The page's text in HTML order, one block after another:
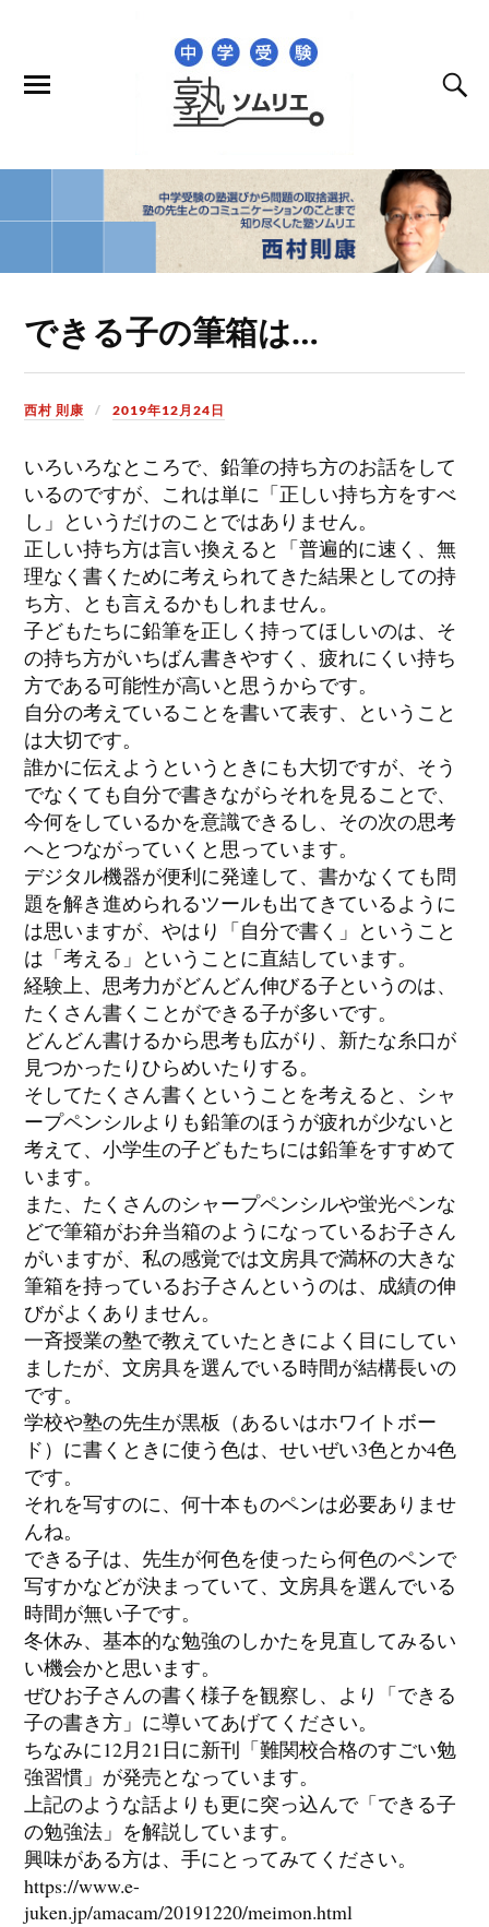
できる子の筆箱は…
西村 則康 2019年12月24日
いろいろなところで、鉛筆の持ち方のお話をして
いるのですが、これは単に「正しい持ち方をすべ
し」というだけのことではありません。
正しい持ち方は言い換えると「普遍的に速く、無
理なく書くために考えられてきた結果としての持
ち方、とも言えるかもしれません。
子どもたちに鉛筆を正しく持ってほしいのは、そ
の持ち方がいちばん書きやすく、疲れにくい持ち
方である可能性が高いと思うからです。
自分の考えていることを書いて表す、ということ
は大切です。
誰かに伝えようというときにも大切ですが、そう
でなくても自分で書きながらそれを見ることで、
今何をしているかを意識できるし、その次の思考
へとつながっていくと思っています。
デジタル機器が便利に発達して、書かなくても問
題を解き進められるツールも出てきているように
は思いますが、やはり「自分で書く」ということ
は「考える」ということに直結しています。
経験上、思考力がどんどん伸びる子というのは、
たくさん書くことができる子が多いです。
どんどん書けるから思考も広がり、新たな糸口が
見つかったりひらめいたりする。
そしてたくさん書くということを考えると、シャ
ープペンシルよりも鉛筆のほうが疲れが少ないと
考えて、小学生の子どもたちには鉛筆をすすめて
います。
また、たくさんのシャープペンシルや蛍光ペンな
どで筆箱がお弁当箱のようになっているお子さん
がいますが、私の感覚では文房具で満杯の大きな
筆箱を持っているお子さんというのは、成績の伸
びがよくありません。
一斉授業の塾で教えていたときによく目にしてい
ましたが、文房具を選んでいる時間が結構長いの
です。
学校や塾の先生が黒板（あるいはホワイトボー
ド）に書くときに使う色は、せいぜい3色とか4色
です。
それを写すのに、何十本ものペンは必要ありませ
んね。
できる子は、先生が何色を使ったら何色のペンで
写すかなどが決まっていて、文房具を選んでいる
時間が無い子です。
冬休み、基本的な勉強のしかたを見直してみるい
い機会かと思います。
ぜひお子さんの書く様子を観察し、より「できる
子の書き方」に導いてあげてください。
ちなみに12月21日に新刊「難関校合格のすごい勉
強習慣」が発売となっています。
上記のような話よりも更に突っ込んで「できる子
の勉強法」を解説しています。
興味がある方は、手にとってみてください。
https://www.e-
juken.jp/amacam/20191220/meimon.html